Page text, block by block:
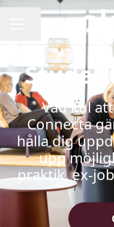
Vad kul
Connecta
hålla dig
upp
praktik, ex-